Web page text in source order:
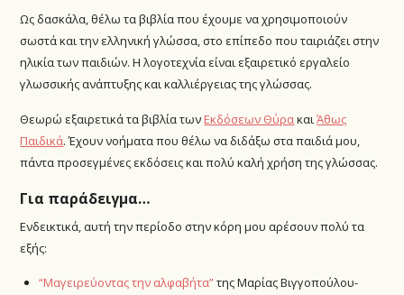
Ως δασκάλα, θέλω τα βιβλία που έχουμε να χρησιμοποιούν
σωστά και την ελληνική γλώσσα, στο επίπεδο που ταιριάζει στην
ηλικία των παιδιών. Η λογοτεχνία είναι εξαιρετικό εργαλείο
γλωσσικής ανάπτυξης και καλλιέργειας της γλώσσας.
Θεωρώ εξαιρετικά τα βιβλία των Εκδόσεων ΘύρακαιΆθως
Παιδικά. Έχουν νοήματα που θέλω να διδάξω στα παιδιά μου,
πάντα προσεγμένες εκδόσεις και πολύ καλή χρήση της γλώσσας.
Για παράδειγμα…
Ενδεικτικά, αυτή την περίοδο στην κόρη μου αρέσουν πολύ τα
εξής:
“Μαγειρεύοντας την αλφαβήτα”της Μαρίας Βιγγοπούλου-